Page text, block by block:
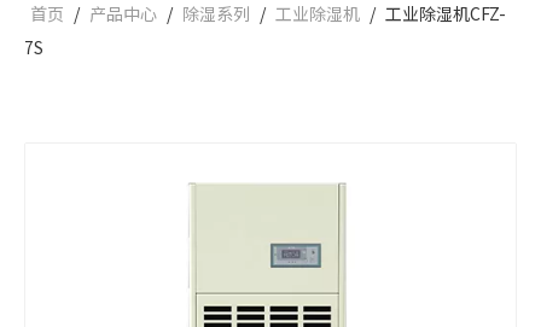
首页 / 产品中心 / 除湿系列 / 工业除湿机 / 工业除湿机CFZ-
7S